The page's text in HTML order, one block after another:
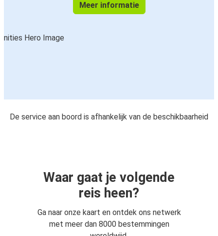
Meer informatie
De service aan boord is afhankelijk van de beschikbaarheid
Waar gaat je volgende
reis heen?
Ga naar onze kaart en ontdek ons netwerk
met meer dan 8000 bestemmingen